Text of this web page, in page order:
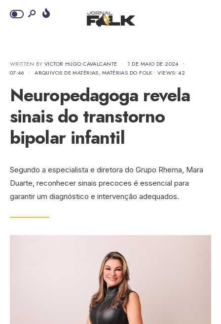
WRITTEN BY VICTOR HUGO CAVALCANTE • 1 DE MAIO DE 2024 •
07:46
• ARQUIVOS DE MATÉRIAS, MATÉRIAS DO FOLK •VIEWS: 42
Neuropedagoga revela
sinais do transtorno
bipolar infantil
Segundo a especialista e diretora do Grupo Rhema, Mara
Duarte, reconhecer sinais precoces é essencial para
garantir um diagnóstico e intervenção adequados.